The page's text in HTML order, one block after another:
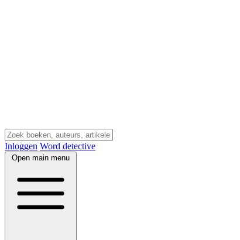
Inloggen Word detective
Open main menu